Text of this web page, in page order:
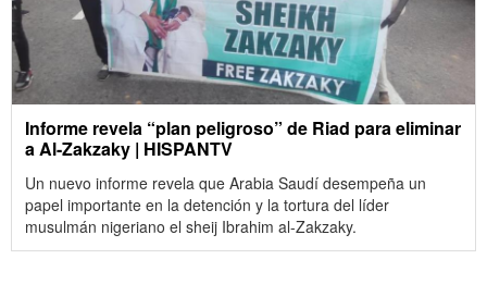
Informe revela “plan peligroso” de Riad para eliminar
a Al-Zakzaky | HISPANTV
Un nuevo informe revela que Arabia Saudí desempeña un
papel importante en la detención y la tortura del líder
musulmán nigeriano el sheij Ibrahim al-Zakzaky.